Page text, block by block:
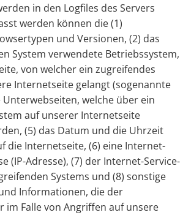
in den Logfiles des Servers
werden können die (1)
und Versionen, (2) das
System verwendete Betriebssystem,
von welcher ein zugreifendes
Internetseite gelangt (sogenannte
Unterwebseiten, welche über ein
auf unserer Internetseite
(5) das Datum und die Uhrzeit
die Internetseite, (6) eine Internet-
(IP-Adresse), (7) der Internet-Service-
Systems und (8) sonstige
Informationen, die der
im Falle von Angriffen auf unsere